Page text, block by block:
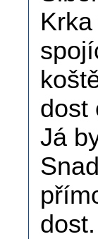
dost
Já
dost.